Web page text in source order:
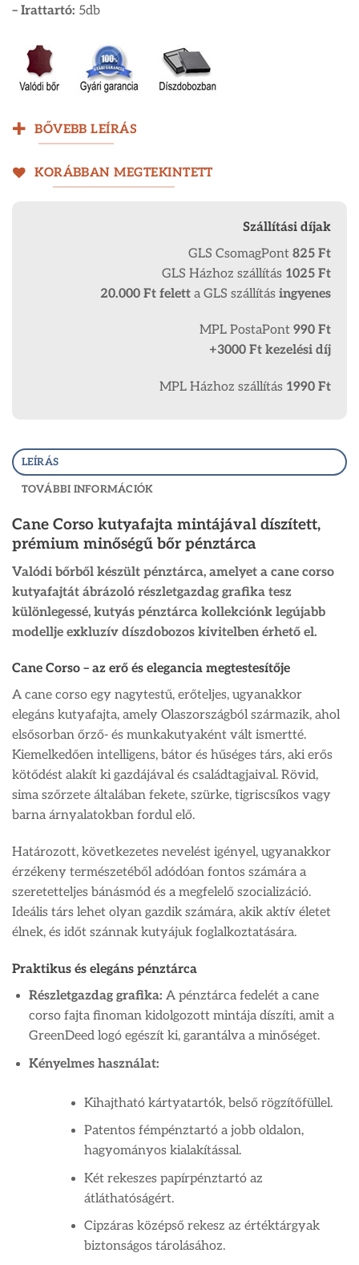
– Irattartó: 5db
BŐVEBB LEÍRÁS
KORÁBBAN MEGTEKINTETT
Szállítási díjak
GLS CsomagPont 825 Ft
GLS Házhoz szállítás 1025 Ft
20.000 Ft felett a GLS szállítás ingyenes
MPL PostaPont 990 Ft
+3000 Ft kezelési díj
MPL Házhoz szállítás 1990 Ft
LEÍRÁS
TOVÁBBI INFORMÁCIÓK
Cane Corso kutyafajta mintájával díszített,
prémium minőségű bőr pénztárca
Valódi bőrből készült pénztárca, amelyet a cane corso
kutyafajtát ábrázoló részletgazdag grafika tesz
különlegessé, kutyás pénztárca kollekciónk legújabb
modellje exkluzív díszdobozos kivitelben érhető el.
Cane Corso – az erő és elegancia megtestesítője
A cane corso egy nagytestű, erőteljes, ugyanakkor
elegáns kutyafajta, amely Olaszországból származik, ahol
elsősorban őrző- és munkakutyaként vált ismertté.
Kiemelkedően intelligens, bátor és hűséges társ, aki erős
kötődést alakít ki gazdájával és családtagjaival. Rövid,
sima szőrzete általában fekete, szürke, tigriscsíkos vagy
barna árnyalatokban fordul elő.
Határozott, következetes nevelést igényel, ugyanakkor
érzékeny természetéből adódóan fontos számára a
szeretetteljes bánásmód és a megfelelő szocializáció.
Ideális társ lehet olyan gazdik számára, akik aktív életet
élnek, és időt szánnak kutyájuk foglalkoztatására.
Praktikus és elegáns pénztárca
Részletgazdag grafika: A pénztárca fedelét a cane
corso fajta finoman kidolgozott mintája díszíti, amit a
GreenDeed logó egészít ki, garantálva a minőséget.
Kényelmes használat:
Kihajtható kártyatartók, belső rögzítőfüllel.
Patentos fémpénztartó a jobb oldalon,
hagyományos kialakítással.
Két rekeszes papírpénztartó az
átláthatóságért.
Cipzáras középső rekesz az értéktárgyak
biztonságos tárolásához.